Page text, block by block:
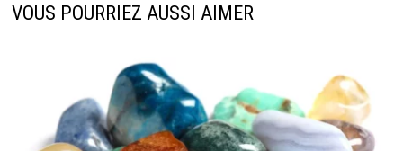
VOUS POURRIEZ AUSSI AIMER